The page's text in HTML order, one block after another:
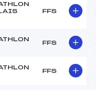
FFS
FFS
FFS